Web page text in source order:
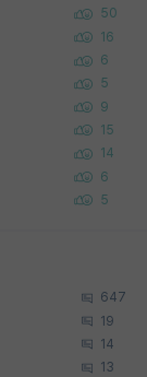
50
16
6
5
9
15
14
6
5
647
19
14
13